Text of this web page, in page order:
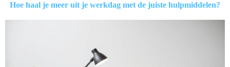
Hoe haal je meer uit je werkdag met de juiste hulpmiddelen?